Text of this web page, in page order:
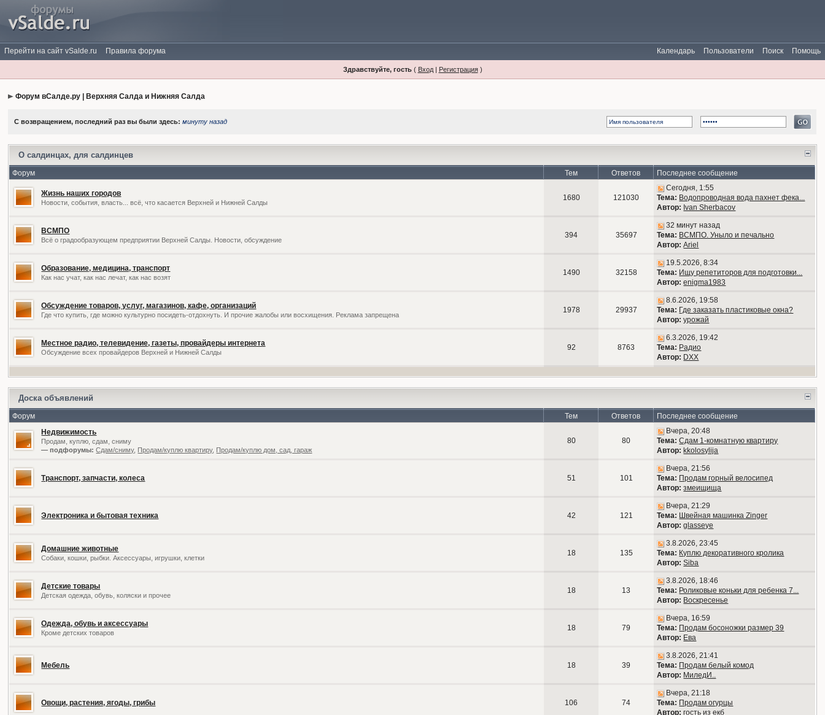
Перейти на сайт vSalde.ru Правила форума Помощь
Поиск
Пользователи
Календарь
Здравствуйте, гость( Вход| Регистрация)
Форум вСалде.ру | Верхняя Салда и Нижняя Салда
С возвращением, последний раз вы были здесь:минуту назад
О салдинцах, для салдинцев
Форум Тем Ответов Последнее сообщение
Жизнь наших городов
Новости, события, власть... всё, что касается Верхней и Нижней Салды
1680 121030
Сегодня, 1:55
Тема: Водопроводная вода пахнет фека...
Автор: Ivan Sherbacov
ВСМПО
Всё о градообразующем предприятии Верхней Салды. Новости, обсуждение
394 35697
32 минут назад
Тема: ВСМПО. Уныло и печально
Автор: Ariel
Образование, медицина, транспорт
Как нас учат, как нас лечат, как нас возят
1490 32158
19.5.2026, 8:34
Тема: Ищу репетиторов для подготовки...
Автор: enigma1983
Обсуждение товаров, услуг, магазинов, кафе, организаций
Где что купить, где можно культурно посидеть-отдохнуть. И прочие жалобы или восхищения. Реклама запрещена
1978 29937
8.6.2026, 19:58
Тема: Где заказать пластиковые окна?
Автор: урожай
Местное радио, телевидение, газеты, провайдеры интернета
Обсуждение всех провайдеров Верхней и Нижней Салды
92 8763
6.3.2026, 19:42
Тема: Радио
Автор: DXX
Доска объявлений
Форум Тем Ответов
Последнее сообщение
Недвижимость
Продам, куплю, сдам, сниму
— подфорумы: Сдам/сниму, Продам/куплю квартиру, Продам/куплю дом, сад, гараж
80 80
Вчера, 20:48
Тема: Сдам 1-комнатную квартиру
Автор: kkolosylija
Транспорт, запчасти, колеса 51 101
Вчера, 21:56
Тема: Продам горный велосипед
Автор: змеищища
Электроника и бытовая техника 42 121
Вчера, 21:29
Тема: Швейная машинка Zinger
Автор: glasseye
Домашние животные
Собаки, кошки, рыбки. Аксессуары, игрушки, клетки
18 135
3.8.2026, 23:45
Тема: Куплю декоративного кролика
Автор: Siba
Детские товары
Детская одежда, обувь, коляски и прочее
18 13
3.8.2026, 18:46
Тема: Роликовые коньки для ребенка 7...
Автор: Воскресенье
Одежда, обувь и аксессуары
Кроме детских товаров
18 79
Вчера, 16:59
Тема: Продам босоножки размер 39
Автор: Ева
Мебель 18 39
3.8.2026, 21:41
Тема: Продам белый комод
Автор: МиледИ..
Овощи, растения, ягоды, грибы 106 74
Вчера, 21:18
Тема: Продам огурцы
Автор: гость из екб